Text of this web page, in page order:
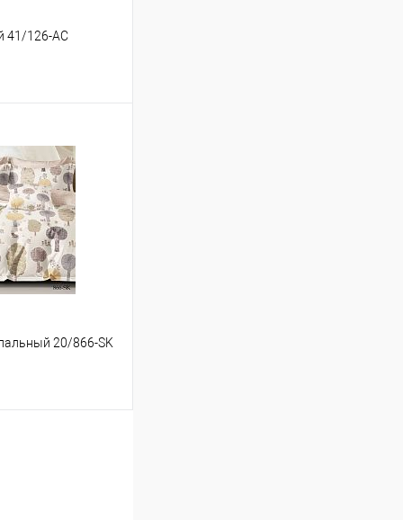
41/126-AC
Сравнение
В наличии
20/866-SK